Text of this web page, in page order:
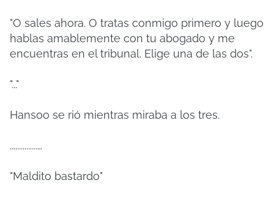
"O sales ahora. O tratas conmigo primero y luego
hablas amablemente con tu abogado y me
encuentras en el tribunal. Elige una de las dos".
"..."
Hansoo se rió mientras miraba a los tres.
...............…
"Maldito bastardo"